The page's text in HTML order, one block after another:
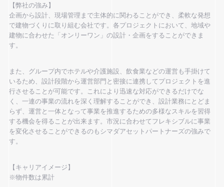
【弊社の強み】
企画から設計、現場管理まで主体的に関わることができ、柔軟な発想
で建物づくりに取り組む会社です。各プロジェクトにおいて、地域や
建物に合わせた「オンリーワン」の設計・企画をすることができま
す。
また、グループ内でホテルや介護施設、飲食業などの運営も手掛けて
いるため、設計段階から運営部門と密接に連携してプロジェクトを進
行させることが可能です。これにより迅速な対応ができるだけでな
く、一連の事業の流れを深く理解することができ、設計業務にとどま
らず、運営と一体となって事業を推進するための多様なスキルを習得
する機会を得ることが出来ます。市況に合わせてフレキシブルに事業
を変化させることができるのもシマダアセットパートナーズの強みで
す。
【キャリアイメージ】
※物件数は累計